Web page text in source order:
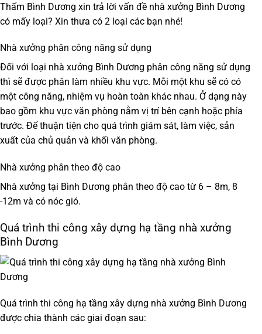
Thấm Bình Dương xin trả lời vấn đề nhà xưởng Bình Dương
có mấy loại? Xin thưa có 2 loại các bạn nhé!
Nhà xưởng phân công năng sử dụng
Đối với loại nhà xưởng Bình Dương phân công năng sử dụng
thì sẽ được phân làm nhiều khu vực. Mỗi một khu sẽ có có
một công năng, nhiệm vụ hoàn toàn khác nhau. Ở dạng này
bao gồm khu vực văn phòng nằm vị trí bên cạnh hoặc phía
trước. Để thuận tiện cho quá trình giám sát, làm việc, sản
xuất của chủ quản và khối văn phòng.
Nhà xưởng phân theo độ cao
Nhà xưởng tại Bình Dương phân theo độ cao từ 6 – 8m, 8
-12m và có nóc gió.
Quá trình thi công xây dựng hạ tầng nhà xưởng
Bình Dương
Quá trình thi công hạ tầng xây dựng nhà xưởng Bình Dương
được chia thành các giai đoạn sau: